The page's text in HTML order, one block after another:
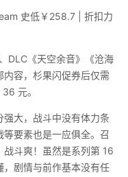
史低￥258.7 | 折扣力
DLC《天空余音》《沧海
容，杉果闪促券后仅需
元。
大，战斗中没有体力条
要素也是一应俱全。召
斗爽！虽然是系列第 16
剧情与前作基本没有任